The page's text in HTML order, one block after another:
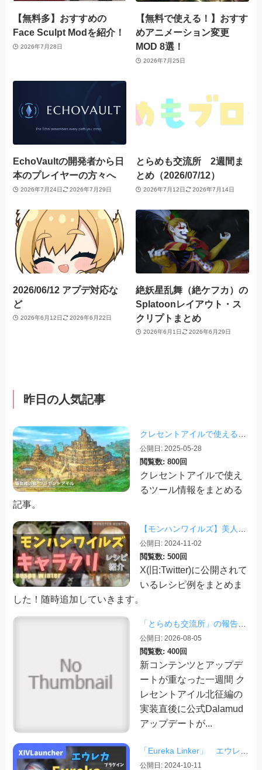
【無料多】おすすめの
Face Sculpt Modを紹介！
2026年7月28日
【無料で使える！】おすす
めアニメーション変更
MOD 8選！
2026年7月25日
EchoVaultの開発者から日
本のプレイヤーの方々へ
2026年7月24日 2026年7月29日
とらめも交流所 2週間ま
とめ（2026/07/12）
2026年7月12日 2026年7月14日
2026/06/12 アプデ対応な
ど
2026年6月12日 2026年6月22日
絶妖星乱舞（絶ケフカ）の
Splatoonレイアウト・ス
クリプトまとめ
2026年6月1日 2026年6月29日
昨日の人気記事
公開日: 2025-05-28
閲覧数: 800回
クレセントアイルで使え
るツール情報をまとめる
記事。
【モンハンワイルズ】美人・かわいいキャラクリレシピまとめ＋その他オススメの設定など
公開日: 2024-11-02
閲覧数: 500回
X(旧:Twitter)に公開されて
いるレシピ例をまとめま
した！随時追加していきます。
「とらめも交流所」の報告 2026/08/03
公開日: 2026-08-05
閲覧数: 400回
新コンテンツとアップデ
ートが重なった一週間 ク
レセントアイル北征編の
実装直後に公式Dalamud
アップデートが...
公開日: 2024-10-11